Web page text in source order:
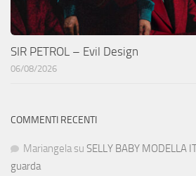
SIR PETROL – Evil Design
06/08/2026
COMMENTI RECENTI
Mariangela su SELLY BABY MODELLA
guarda